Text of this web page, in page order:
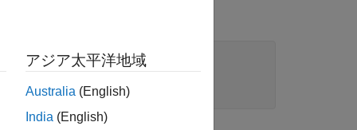
アジア太平洋地域
Australia (English)
India (English)